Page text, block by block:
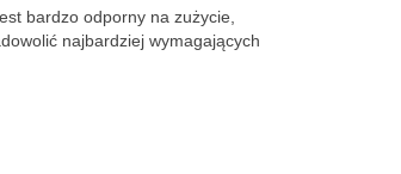
bardzo odporny na zużycie,
najbardziej wymagających